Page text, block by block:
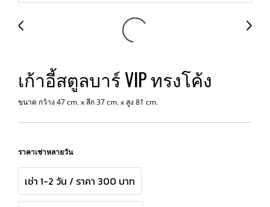
เก้าอี้สตูลบาร์ VIP ทรงโค้ง
ขนาด กว้าง 47 cm. x ลึก 37 cm. x สูง 81 cm.
ราคาเช่าหลายวัน
เช่า 1-2 วัน / ราคา 300 บาท